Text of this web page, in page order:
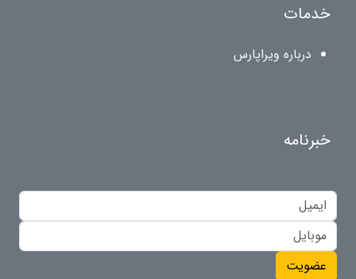
خدمات
درباره ویراپارس
خبرنامه
عضویت